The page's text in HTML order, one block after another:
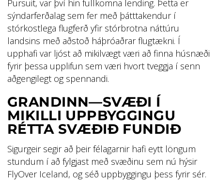
Pursuit, var því hin fullkomna lending. Þetta er
sýndarferðalag sem fer með þátttakendur í
stórkostlega flugferð yfir stórbrotna náttúru
landsins með aðstoð háþróaðrar flugtækni. Í
upphafi var ljóst að mikilvægt væri að finna húsnæði
fyrir þessa upplifun sem væri hvort tveggja í senn
aðgengilegt og spennandi.
GRANDINN—SVÆÐI Í
MIKILLI UPPBYGGINGU
RÉTTA SVÆÐIÐ FUNDIÐ
Sigurgeir segir að þeir félagarnir hafi eytt löngum
stundum í að fylgjast með svæðinu sem nú hýsir
FlyOver Iceland, og séð uppbyggingu þess fyrir sér.